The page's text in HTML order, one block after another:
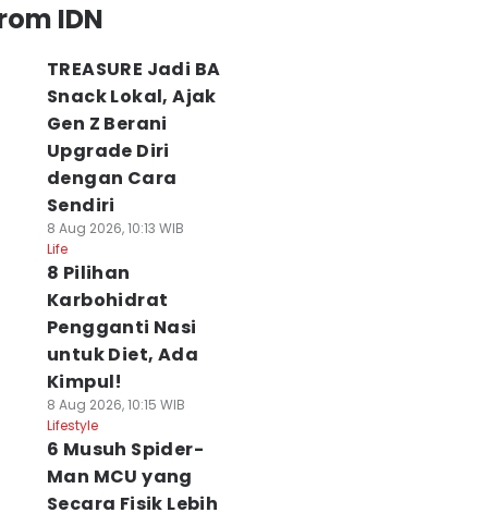
IDN
TREASURE Jadi BA
Snack Lokal, Ajak
Gen Z Berani
Upgrade Diri
dengan Cara
Sendiri
8 Aug 2026, 10:13 WIB
Life
8 Pilihan
Karbohidrat
Pengganti Nasi
untuk Diet, Ada
Kimpul!
8 Aug 2026, 10:15 WIB
Lifestyle
6 Musuh Spider-
Man MCU yang
Secara Fisik Lebih